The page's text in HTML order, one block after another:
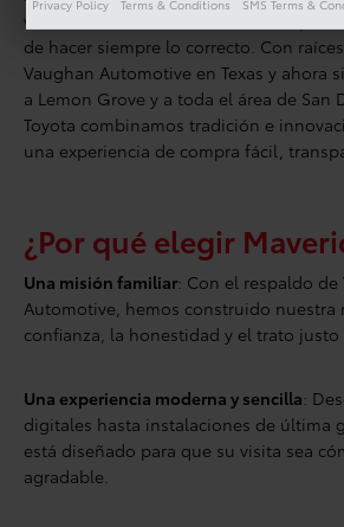
valores familiares, un servicio
de hacer siempre lo correcto. Con
Vaughan Automotive en Texas y ahora
a Lemon Grove y a toda el área de San
Toyota combinamos tradición e
una experiencia de compra fácil,
¿Por qué elegir
Una misión familiar: Con el respaldo de
Automotive, hemos construido nuestra
confianza, la honestidad y el trato justo
Una experiencia moderna y sencilla:
digitales hasta instalaciones de última
está diseñado para que su visita sea
agradable.
Privacy Policy Terms & Conditions SMS Terms &